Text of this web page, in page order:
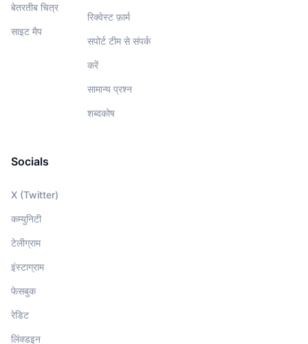
बेतरतीब चित्र
साइट मैप
रिक्वेस्ट फ़ार्म
सपोर्ट टीम से संपर्क
करें
सामान्य प्रश्न
शब्दकोष
Socials
X (Twitter)
कम्युनिटी
टेलीग्राम
इंस्टाग्राम
फेसबुक
रेडिट
लिंक्डइन